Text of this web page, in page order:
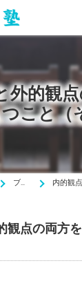
外的観
こと（
ブログ 内的観点
観点の両方